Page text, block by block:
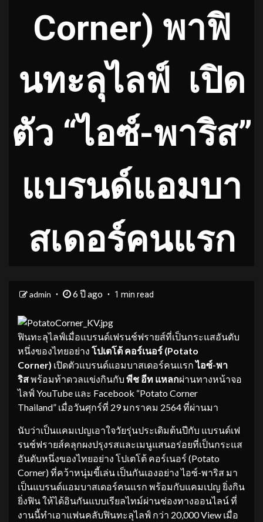
Corner) พาฟิ
นทะลุไลฟ์ เปิด
ตัว “ไอซ์-พาริส”
แบรนด์แอมบา
สเดอร์คนแรก
admin 6 ปี ago 1 min read
ฟินทะลุไลฟ์เมื่อแบรนด์เฟรนช์ฟรายส์ที่เป็นกระแสอันดับ
หนึ่งของไทยอย่าง โปเตโต้ คอร์เนอร์ (Potato
Corner) เปิดตัวแบรนด์แอมบาสเดอร์คนแรกไอซ์-พา
ริสพร้อมท้าดวลแข่งกินกับ พีช อีท แหลกผ่านทางหน้าจอ
ไลฟ์ YouTube และ Facebook “Potato Corner
Thailand” เมื่อวันศุกร์ที่ 29 มกราคม 2564 ที่ผ่านมา
นับว่าเป็นแคมเปญเอาใจวัยรุ่นประเดิมต้นปีกับ แบรนด์เฟ
รนช์ฟรายส์คลุกผงปรุงรสและเมนูแสนอร่อยที่เป็นกระแส
อันดับหนึ่งของไทยอย่าง โปเตโต้ คอร์เนอร์ (Potato
Corner) ที่คว้าหนุ่มขี้เล่น เป็นกันเองอย่าง ไอซ์-พาริส มา
เป็นแบรนด์แอมบาสเดอร์คนแรก พร้อมกับแคมเปญ ยิ่งกิน
ยิ่งฟิน ให้ได้อินกันแบบเรียลไทม์ผ่านช่องทางออนไลน์ ที่
งานนี้ทำเอาแฟนคลับฟินทะลุไลฟ์ กว่า 20,000 View เมื่อ